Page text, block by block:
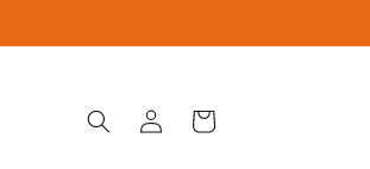
Connexion Panier